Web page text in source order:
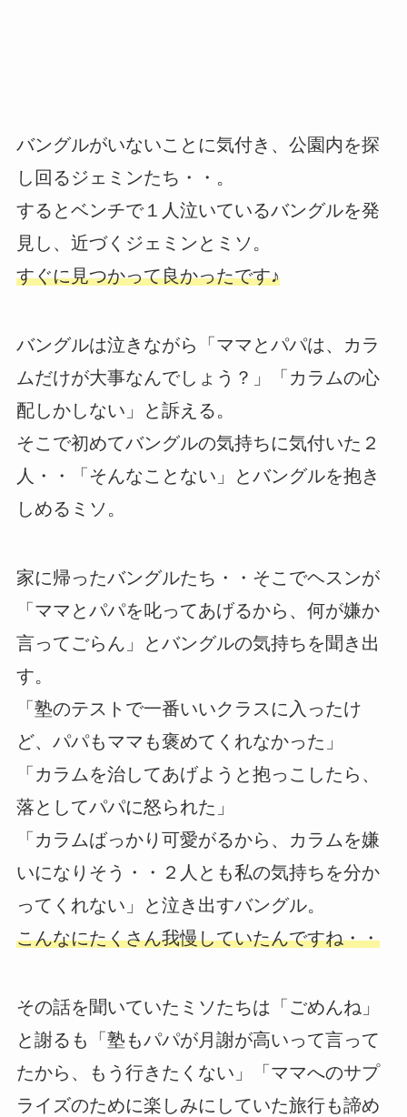
バングルがいないことに気付き、公園内を探
し回るジェミンたち・・。
するとベンチで１人泣いているバングルを発
見し、近づくジェミンとミソ。
すぐに見つかって良かったです♪
バングルは泣きながら「ママとパパは、カラ
ムだけが大事なんでしょう？」「カラムの心
配しかしない」と訴える。
そこで初めてバングルの気持ちに気付いた２
人・・「そんなことない」とバングルを抱き
しめるミソ。
家に帰ったバングルたち・・そこでヘスンが
「ママとパパを叱ってあげるから、何が嫌か
言ってごらん」とバングルの気持ちを聞き出
す。
「塾のテストで一番いいクラスに入ったけ
ど、パパもママも褒めてくれなかった」
「カラムを治してあげようと抱っこしたら、
落としてパパに怒られた」
「カラムばっかり可愛がるから、カラムを嫌
いになりそう・・２人とも私の気持ちを分か
ってくれない」と泣き出すバングル。
こんなにたくさん我慢していたんですね・・
その話を聞いていたミソたちは「ごめんね」
と謝るも「塾もパパが月謝が高いって言って
たから、もう行きたくない」「ママへのサプ
ライズのために楽しみにしていた旅行も諦め